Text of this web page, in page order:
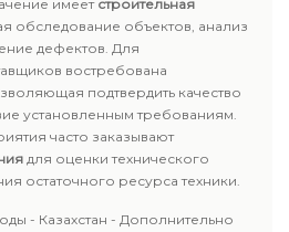
имеетстроительная
обследование объектов, анализ
дефектов. Для
востребована
подтвердить качество
установленным требованиям.
часто заказывают
для оценки технического
остаточного ресурса техники.
- Казахстан - Дополнительно